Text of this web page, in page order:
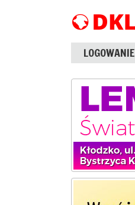
LOGOWANIE